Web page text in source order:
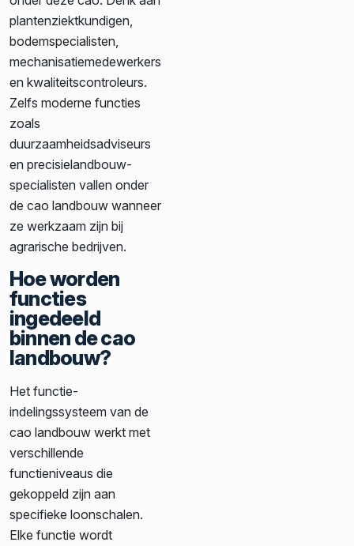
plantenziektkundigen,
bodemspecialisten,
mechanisatiemedewerkers
en kwaliteitscontroleurs.
Zelfs moderne functies
zoals
duurzaamheidsadviseurs
en precisielandbouw-
specialisten vallen onder
de cao landbouw wanneer
ze werkzaam zijn bij
agrarische bedrijven.
Hoe worden
functies
ingedeeld
binnen de cao
landbouw?
Het functie-
indelingssysteem van de
cao landbouw werkt met
verschillende
functieniveaus die
gekoppeld zijn aan
specifieke loonschalen.
Elke functie wordt